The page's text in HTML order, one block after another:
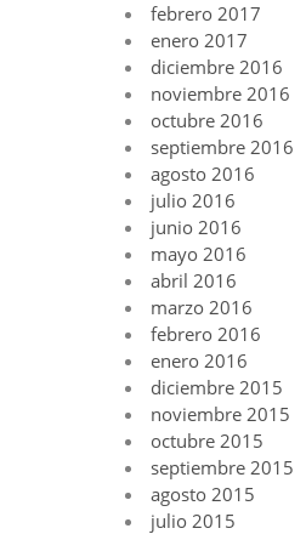
febrero 2017
enero 2017
diciembre 2016
noviembre 2016
octubre 2016
septiembre 2016
agosto 2016
julio 2016
junio 2016
mayo 2016
abril 2016
marzo 2016
febrero 2016
enero 2016
diciembre 2015
noviembre 2015
octubre 2015
septiembre 2015
agosto 2015
julio 2015